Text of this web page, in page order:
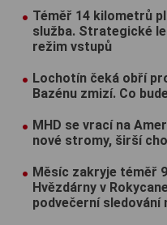
Téměř 14 kilometrů
služba. Strategické
režim vstupů
Lochotín čeká obří
Bazénu zmizí. Co
MHD se vrací na
nové stromy, širší
Měsíc zakryje téměř
Hvězdárny v
podvečerní sledování